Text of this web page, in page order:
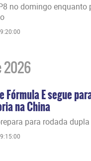
no domingo
2026
Fórmula E segue
na China
para rodada